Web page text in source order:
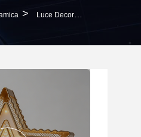
> Luce Decorativa A LED A Doppio Pentagramma Eccentrico Sfalsato Con Telaio In Ferro Cavo Ondulato Color Oro Champagne Opaco E Impermeabile IP65 Per La Decorazione Esterna